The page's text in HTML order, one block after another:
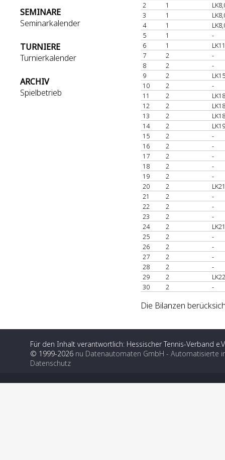
SEMINARE
Seminarkalender
TURNIERE
Turnierkalender
ARCHIV
Spielbetrieb
2
1
3
1
4
1
5
1
-
6
1
7
2
-
8
2
-
9
2
10
2
-
11
2
12
2
13
2
14
2
15
2
-
16
2
-
17
2
-
18
2
-
19
2
-
20
2
21
2
-
22
2
-
23
2
-
24
2
25
2
-
26
2
-
27
2
-
28
2
-
29
2
30
2 -
Die Bilanzen
Für den Inhalt verantwortlich: Hessischer Tennis-Verband
© 1999-2026 nu Datenautomaten GmbH - Automatisierte
Datenschutz